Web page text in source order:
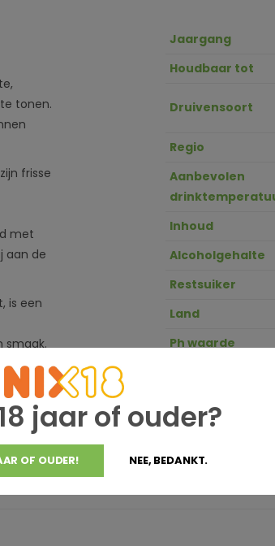
jaar of ouder?
OF OUDER! NEE, BEDANKT.
tonen.
frisse
met
aan de
is een
smaak.
figuur
Jaargang
Houdbaar tot
Druivensoort
Regio
Aanbevolen
Inhoud
Alcoholgehalte
Restsuiker
Land
Ph waarde